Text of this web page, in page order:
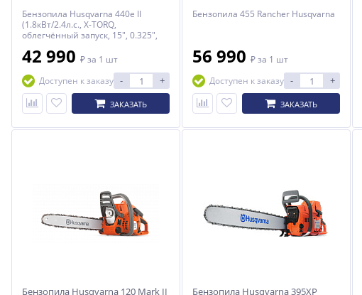
Бензопила Husqvarna 440e II
(1.8кВт/2.4л.с., X-TORQ,
облегчённый запуск, 15", 0.325",
42 990 ₽за 1 шт
Доступен к заказу - +
ЗАКАЗАТЬ
Бензопила 455 Rancher Husqvarna
56 990 ₽за 1 шт
Доступен к заказу - +
ЗАКАЗАТЬ
Бензопила Husqvarna 120 Mark II
Бензопила Husqvarna 395XP